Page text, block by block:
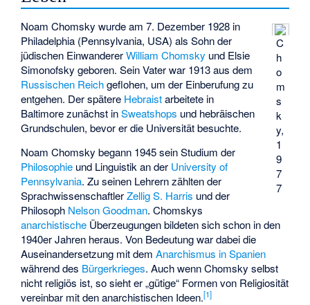
C
h
o
m
s
k
y,
1
9
7
7
Noam Chomsky wurde am 7. Dezember 1928 in
Philadelphia (Pennsylvania, USA) als Sohn der
jüdischen EinwandererWilliam Chomsky und Elsie
Simonofsky geboren. Sein Vater war 1913 aus dem
Russischen Reichgeflohen, um der Einberufung zu
entgehen. Der spätere Hebraistarbeitete in
Baltimore zunächst inSweatshops und hebräischen
Grundschulen, bevor er die Universität besuchte.
Noam Chomsky begann 1945 sein Studium der
Philosophie und Linguistik an der University of
Pennsylvania. Zu seinen Lehrern zählten der
SprachwissenschaftlerZellig S. Harris und der
Philosoph Nelson Goodman. Chomskys
anarchistische Überzeugungen bildeten sich schon in den
1940er Jahren heraus. Von Bedeutung war dabei die
Auseinandersetzung mit demAnarchismus in Spanien
während des Bürgerkrieges. Auch wenn Chomsky selbst
nicht religiös ist, so sieht er „gütige“ Formen von Religiosität
vereinbar mit den anarchistischen Ideen.[1]